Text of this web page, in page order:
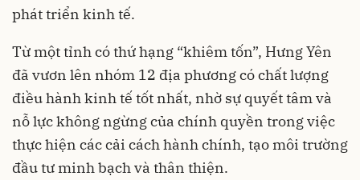
phát triển kinh tế.
Từ một tỉnh có thứ hạng “khiêm tốn”, Hưng Yên
đã vươn lên nhóm 12 địa phương có chất lượng
điều hành kinh tế tốt nhất, nhờ sự quyết tâm và
nỗ lực không ngừng của chính quyền trong việc
thực hiện các cải cách hành chính, tạo môi trường
đầu tư minh bạch và thân thiện.